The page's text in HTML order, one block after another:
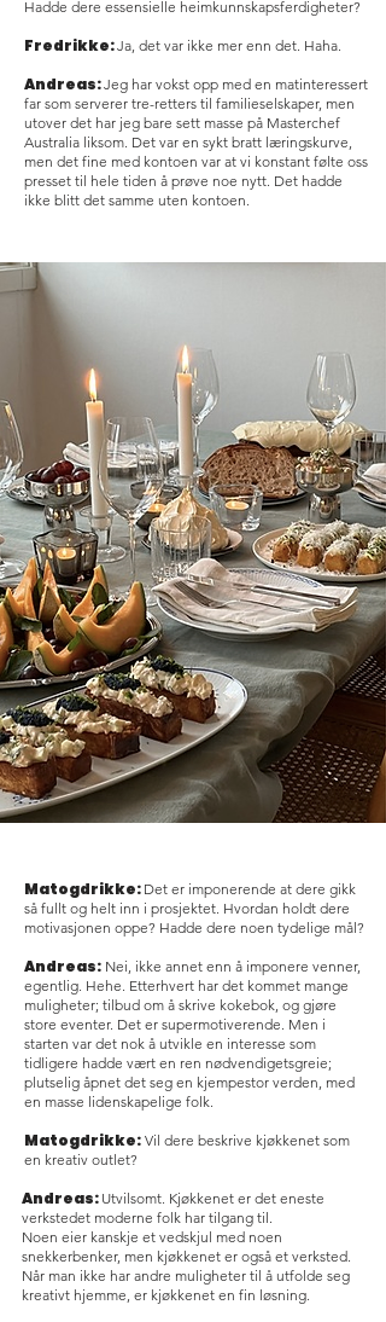
Hadde dere essensielle heimkunnskapsferdigheter?
Fredrikke:Ja, det var ikke mer enn det. Haha.
Andreas:Jeg har vokst opp med en matinteressert
far som serverer tre-retters til familieselskaper, men
utover det har jeg bare sett masse på Masterchef
Australia liksom. Det var en sykt bratt læringskurve,
men det fine med kontoen var at vi konstant følte oss
presset til hele tiden å prøve noe nytt. Det hadde
ikke blitt det samme uten kontoen.
Matogdrikke: Det er imponerende at dere gikk
så fullt og helt inn i prosjektet. Hvordan holdt dere
motivasjonen oppe? Hadde dere noen tydelige mål?
Andreas: Nei, ikke annet enn å imponere venner,
egentlig. Hehe. Etterhvert har det kommet mange
muligheter; tilbud om å skrive kokebok, og gjøre
store eventer. Det er supermotiverende. Men i
starten var det nok å utvikle en interesse som
tidligere hadde vært en ren nødvendigetsgreie;
plutselig åpnet det seg en kjempestor verden, med
en masse lidenskapelige folk.
Matogdrikke: Vil dere beskrive kjøkkenet som
en kreativ outlet?
Andreas: Utvilsomt. Kjøkkenet er det eneste
verkstedet moderne folk har tilgang til.
Noen eier kanskje et vedskjul med noen
snekkerbenker, men kjøkkenet er også et verksted.
Når man ikke har andre muligheter til å utfolde seg
kreativt hjemme, er kjøkkenet en fin løsning.